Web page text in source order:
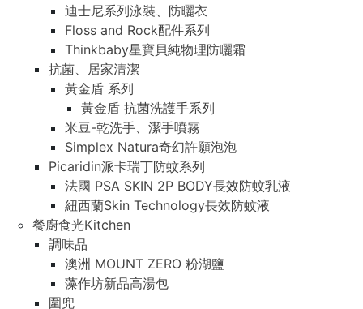
迪士尼系列泳裝、防曬衣
Floss and Rock配件系列
Thinkbaby星寶貝純物理防曬霜
抗菌、居家清潔
黃金盾 系列
黃金盾 抗菌洗護手系列
米豆-乾洗手、潔手噴霧
Simplex Natura奇幻許願泡泡
Picaridin派卡瑞丁防蚊系列
法國 PSA SKIN 2P BODY長效防蚊乳液
紐西蘭Skin Technology長效防蚊液
餐廚食光Kitchen
調味品
澳洲 MOUNT ZERO 粉湖鹽
藻作坊新品高湯包
圍兜